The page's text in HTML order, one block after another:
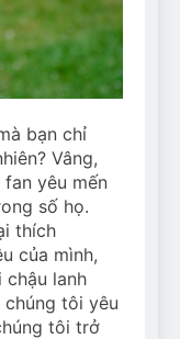
bạn chỉ
Vâng,
yêu mến
số họ.
thích
của mình,
chậu lanh
chúng tôi yêu
tôi trở